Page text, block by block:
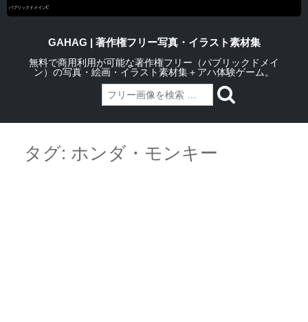
パブリックドメインC
GAHAG | 著作権フリー写真・イラスト素材集
無料で商用利用が可能な著作権フリー（パブリックドメイ
ン）の写真・絵画・イラスト素材集＋アハ体験ゲーム。
contentタグ: ホンダ・モンキー